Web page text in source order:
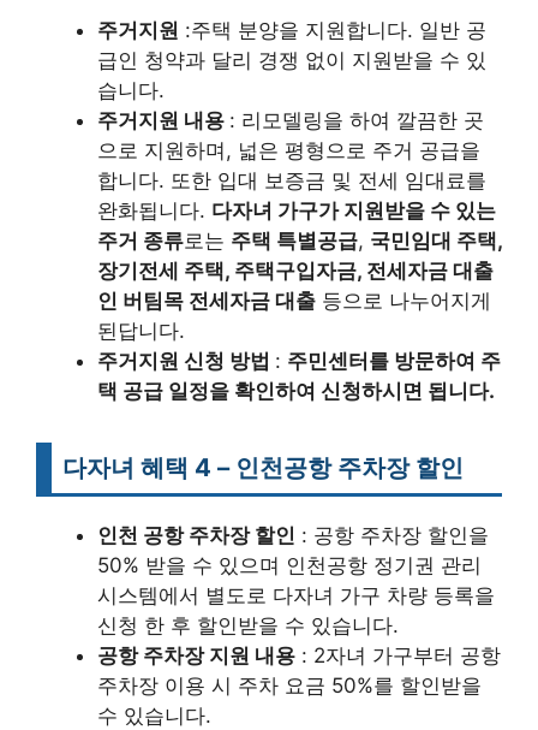
주거지원 :주택 분양을 지원합니다. 일반 공
급인 청약과 달리 경쟁 없이 지원받을 수 있
습니다.
주거지원 내용 : 리모델링을 하여 깔끔한 곳
으로 지원하며, 넓은 평형으로 주거 공급을
합니다. 또한 입대 보증금 및 전세 임대료를
완화됩니다. 다자녀 가구가 지원받을 수 있는
주거 종류로는 주택 특별공급, 국민임대 주택,
장기전세 주택, 주택구입자금, 전세자금 대출
인 버팀목 전세자금 대출 등으로 나누어지게
된답니다.
주거지원 신청 방법 : 주민센터를 방문하여 주
택 공급 일정을 확인하여 신청하시면 됩니다.
다자녀 혜택 4 – 인천공항 주차장 할인
인천 공항 주차장 할인 : 공항 주차장 할인을
50% 받을 수 있으며 인천공항 정기권 관리
시스템에서 별도로 다자녀 가구 차량 등록을
신청 한 후 할인받을 수 있습니다.
공항 주차장 지원 내용 : 2자녀 가구부터 공항
주차장 이용 시 주차 요금 50%를 할인받을
수 있습니다.